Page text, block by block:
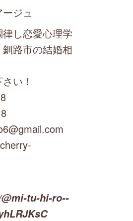
ジュ
律し恋愛心理学
路市の結婚相
い！
tu-hi-ro--